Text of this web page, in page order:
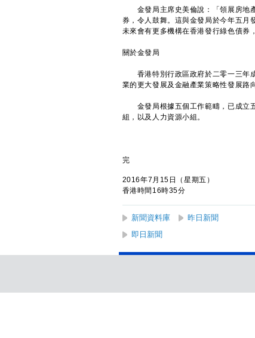
金發局主席史美倫說：「領展房地產
券，令人鼓舞。這與金發局於今年五月
未來會有更多機構在香港發行綠色債券
關於金發局
香港特別行政區政府於二零一三年成
業的更大發展及金融產業策略性發展路
金發局根據五個工作範疇，已成立五
組，以及人力資源小組。
完
2016年7月15日（星期五）
香港時間16時35分
新聞資料庫 昨日新聞
即日新聞